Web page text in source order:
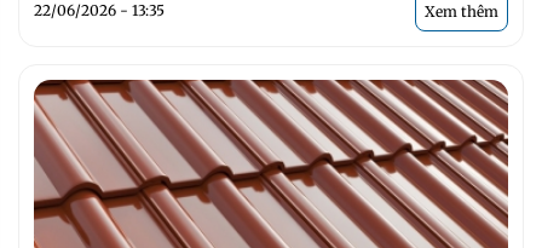
22/06/2026 - 13:35 Xem thêm